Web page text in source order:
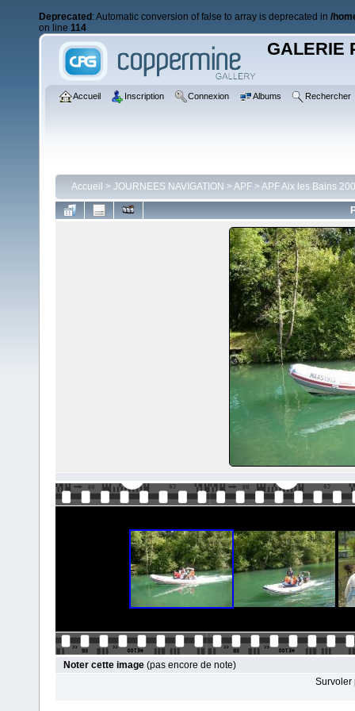
Deprecated : Automatic conversion of false to array is deprecated in /
on line 114
GALERIE
Accueil Inscription Connexion Albums Rechercher
Accueil > JOURNEES NAVIGATION >APF >APF Aix les Bains
Noter cette image (pas encore de note)
Survoler